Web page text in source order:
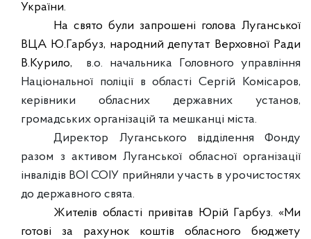
України.
На свято були запрошені голова Луганської
ВЦА Ю.Гарбуз, народний депутат Верховної Ради
В.Курило, в.о. начальника
Головного управління
Національної поліції в області Сергій Комісаров,
керівники обласних державних установ,
громадських організацій та мешканці міста.
Директор Луганського відділення Фонду
разом з активом Луганської обласної організації
інвалідів ВОІ СОІУ прийняли участь в урочистостях
до державного свята.
Жителів області привітав Юрій Гарбуз. «Ми
готові за рахунок коштів обласного бюджету